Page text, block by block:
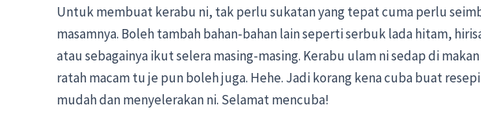
Untuk membuat kerabu ni, tak perlu sukatan yang tepat cuma perlu
masamnya. Boleh tambah bahan-bahan lain seperti serbuk lada hitam,
atau sebagainya ikut selera masing-masing. Kerabu ulam ni sedap di
ratah macam tu je pun boleh juga. Hehe. Jadi korang kena cuba buat
mudah dan menyelerakan ni. Selamat mencuba!